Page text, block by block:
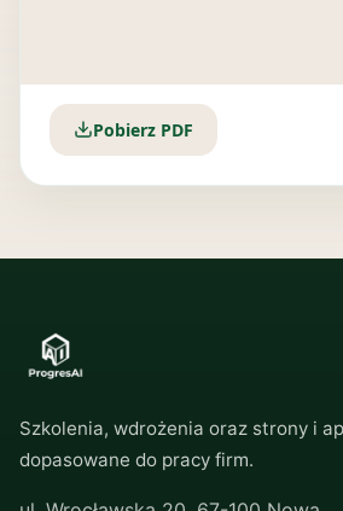
Pobierz PDF
Szkolenia, wdrożenia oraz strony i
dopasowane do pracy firm.